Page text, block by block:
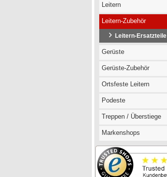
Leitern
Leitern-Zubehör
Leitern-Ersatzteile
Gerüste
Gerüste-Zubehör
Ortsfeste Leitern
Podeste
Treppen / Überstiege
Markenshops